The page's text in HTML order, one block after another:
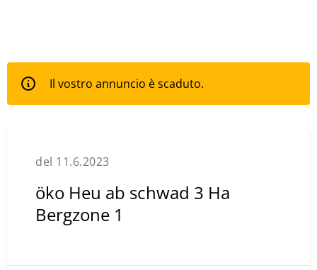
Il vostro annuncio è scaduto.
del 11.6.2023
öko Heu ab schwad 3 Ha
Bergzone 1